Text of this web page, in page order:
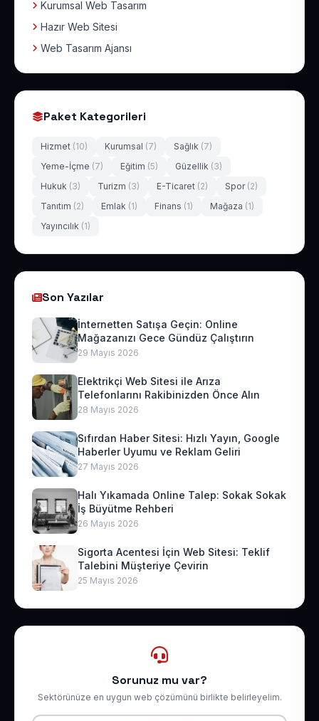
Kurumsal Web Tasarım
Hazır Web Sitesi
Web Tasarım Ajansı
Paket Kategorileri
Hizmet (10) Kurumsal (7) Sağlık (7)
Yeme-İçme (7) Eğitim (5) Güzellik (3)
Hukuk (3) Turizm (3) E-Ticaret (2) Spor (2)
Tanıtım (2) Emlak (1) Finans (1) Mağaza (1)
Yayıncılık (1)
Son Yazılar
İnternetten Satışa Geçin: Online
Mağazanızı Gece Gündüz Çalıştırın
29 Mayıs 2026
Elektrikçi Web Sitesi ile Arıza
Telefonlarını Rakibinizden Önce Alın
28 Mayıs 2026
Sıfırdan Haber Sitesi: Hızlı Yayın, Google
Haberler Uyumu ve Reklam Geliri
27 Mayıs 2026
Halı Yıkamada Online Talep: Sokak Sokak
İş Büyütme Rehberi
26 Mayıs 2026
Sigorta Acentesi İçin Web Sitesi: Teklif
Talebini Müşteriye Çevirin
25 Mayıs 2026
Sorunuz mu var?
Sektörünüze en uygun web çözümünü birlikte belirleyelim.